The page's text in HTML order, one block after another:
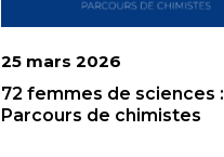
25 mars 2026
72 femmes de sciences :
Parcours de chimistes